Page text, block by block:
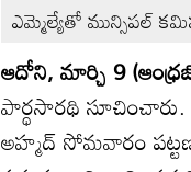
ఎమ్మెల్యేతో మున్సిపల్‌
ఆదోని, మార్చి 9
పార్థసారథి
అహ్మద్‌ సోమవారం